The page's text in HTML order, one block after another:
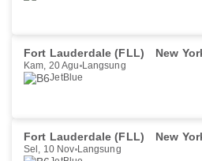
Fort Lauderdale (FLL) New
Kam, 20 Agu Langsung
JetBlue
Fort Lauderdale (FLL) New
Sel, 10 Nov Langsung